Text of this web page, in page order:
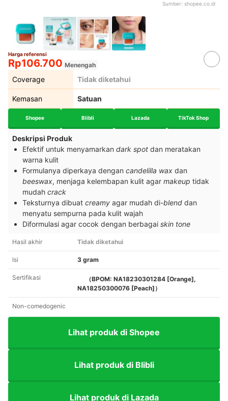
Sumber: shopee.co.id
Harga referensi
Rp106.700 Menengah
Coverage Tidak diketahui
Kemasan Satuan
Shopee Blibli Lazada TikTok Shop
Deskripsi Produk
Efektif untuk menyamarkan dark spot dan meratakan
warna kulit
Formulanya diperkaya dengan candelilla wax dan
beeswax, menjaga kelembapan kulit agar makeup tidak
mudah crack
Teksturnya dibuat creamy agar mudah di-blend dan
menyatu sempurna pada kulit wajah
Diformulasi agar cocok dengan berbagai skin tone
Hasil akhir Tidak diketahui
Isi 3 gram
Sertifikasi
（BPOM: NA18230301284 [Orange],
NA18250300076 [Peach]）
Non-comedogenic
Lihat produk di Shopee
Lihat produk di Blibli
Lihat produk di Lazada